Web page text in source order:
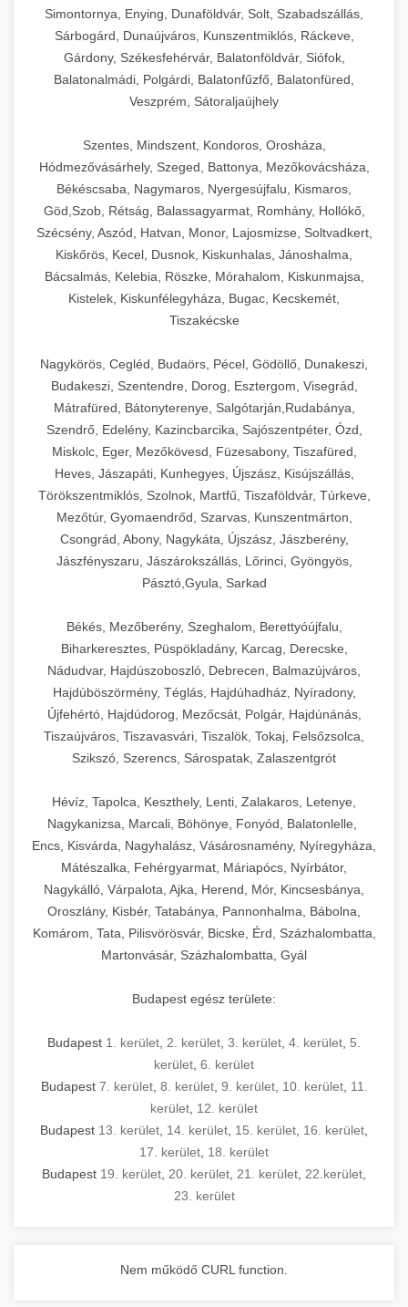
Simontornya, Enying, Dunaföldvár, Solt, Szabadszállás,
Sárbogárd, Dunaújváros, Kunszentmiklós, Ráckeve,
Gárdony, Székesfehérvár, Balatonföldvár, Siófok,
Balatonalmádi, Polgárdi, Balatonfűzfő, Balatonfüred,
Veszprém, Sátoraljaújhely
Szentes, Mindszent, Kondoros, Orosháza,
Hódmezővásárhely, Szeged, Battonya, Mezőkovácsháza,
Békéscsaba, Nagymaros, Nyergesújfalu, Kismaros,
Göd,Szob, Rétság, Balassagyarmat, Romhány, Hollókő,
Szécsény, Aszód, Hatvan, Monor, Lajosmizse, Soltvadkert,
Kiskőrös, Kecel, Dusnok, Kiskunhalas, Jánoshalma,
Bácsalmás, Kelebia, Röszke, Mórahalom, Kiskunmajsa,
Kistelek, Kiskunfélegyháza, Bugac, Kecskemét,
Tiszakécske
Nagykörös, Cegléd, Budaörs, Pécel, Gödöllő, Dunakeszi,
Budakeszi, Szentendre, Dorog, Esztergom, Visegrád,
Mátrafüred, Bátonyterenye, Salgótarján,Rudabánya,
Szendrő, Edelény, Kazincbarcika, Sajószentpéter, Ózd,
Miskolc, Eger, Mezőkövesd, Füzesabony, Tiszafüred,
Heves, Jászapáti, Kunhegyes, Újszász, Kisújszállás,
Törökszentmiklós, Szolnok, Martfű, Tiszaföldvár, Túrkeve,
Mezőtúr, Gyomaendrőd, Szarvas, Kunszentmárton,
Csongrád, Abony, Nagykáta, Újszász, Jászberény,
Jászfényszaru, Jászárokszállás, Lőrinci, Gyöngyös,
Pásztó,Gyula, Sarkad
Békés, Mezőberény, Szeghalom, Berettyóújfalu,
Biharkeresztes, Püspökladány, Karcag, Derecske,
Nádudvar, Hajdúszoboszló, Debrecen, Balmazújváros,
Hajdúböszörmény, Téglás, Hajdúhadház, Nyíradony,
Újfehértó, Hajdúdorog, Mezőcsát, Polgár, Hajdúnánás,
Tiszaújváros, Tiszavasvári, Tiszalök, Tokaj, Felsőzsolca,
Szikszó, Szerencs, Sárospatak, Zalaszentgrót
Hévíz, Tapolca, Keszthely, Lenti, Zalakaros, Letenye,
Nagykanizsa, Marcali, Böhönye, Fonyód, Balatonlelle,
Encs, Kisvárda, Nagyhalász, Vásárosnamény, Nyíregyháza,
Mátészalka, Fehérgyarmat, Máriapócs, Nyírbátor,
Nagykálló, Várpalota, Ajka, Herend, Mór, Kincsesbánya,
Oroszlány, Kisbér, Tatabánya, Pannonhalma, Bábolna,
Komárom, Tata, Pilisvörösvár, Bicske, Érd, Százhalombatta,
Martonvásár, Százhalombatta, Gyál
Budapest egész területe:
Budapest 1. kerület 2. kerület 3. kerület 4. kerület 5.
kerület 6. kerület
Budapest 7. kerület, 8. kerület, 9. kerület, 10. kerület, 11.
kerület 12. kerület
Budapest 13. kerület 14. kerület 15. kerület 16. kerület
17. kerület 18. kerület
Budapest 19. kerület 20. kerület 21. kerület 22.kerület
23. kerület
Nem működő CURL function.